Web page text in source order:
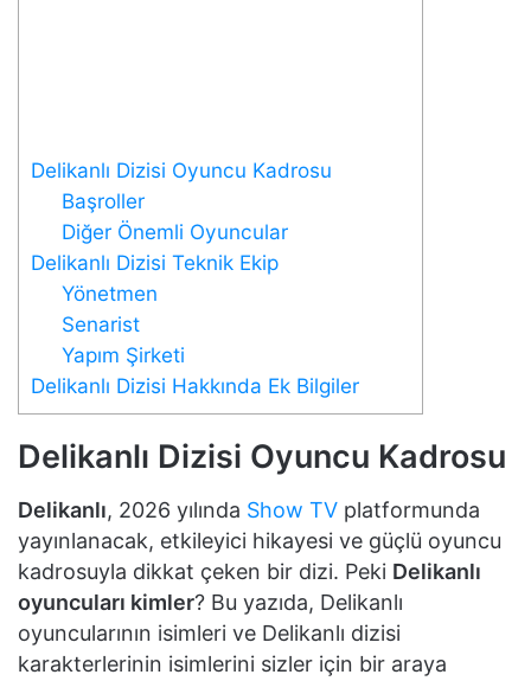
Delikanlı Dizisi Oyuncu Kadrosu
Başroller
Diğer Önemli Oyuncular
Delikanlı Dizisi Teknik Ekip
Yönetmen
Senarist
Yapım Şirketi
Delikanlı Dizisi Hakkında Ek Bilgiler
Delikanlı Dizisi Oyuncu Kadrosu
Delikanlı, 2026 yılında Show TV platformunda
yayınlanacak, etkileyici hikayesi ve güçlü oyuncu
kadrosuyla dikkat çeken bir dizi. Peki Delikanlı
oyuncuları kimler? Bu yazıda, Delikanlı
oyuncularının isimleri ve Delikanlı dizisi
karakterlerinin isimlerini sizler için bir araya